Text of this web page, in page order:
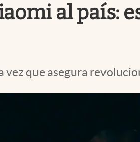
al país:
vez que asegura